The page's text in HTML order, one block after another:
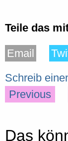
Teile das
Email
Schreib
Previous
Das